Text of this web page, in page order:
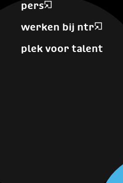
pers
werken bij ntr
plek voor talent